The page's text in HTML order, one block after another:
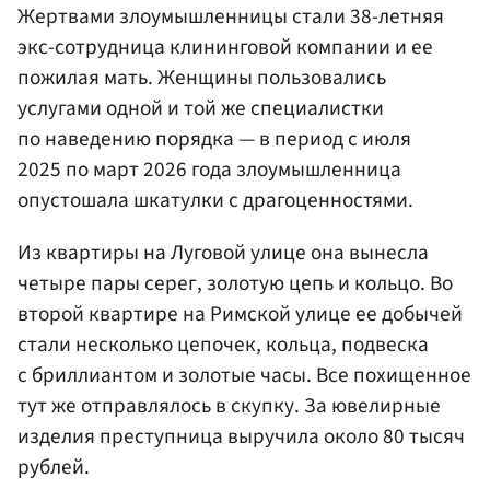
Жертвами злоумышленницы стали 38-летняя
экс-сотрудница клининговой компании и ее
пожилая мать. Женщины пользовались
услугами одной и той же специалистки
по наведению порядка — в период с июля
2025 по март 2026 года злоумышленница
опустошала шкатулки с драгоценностями.
Из квартиры на Луговой улице она вынесла
четыре пары серег, золотую цепь и кольцо. Во
второй квартире на Римской улице ее добычей
стали несколько цепочек, кольца, подвеска
с бриллиантом и золотые часы. Все похищенное
тут же отправлялось в скупку. За ювелирные
изделия преступница выручила около 80 тысяч
рублей.